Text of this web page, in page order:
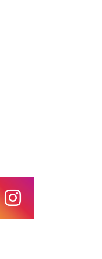
instagram